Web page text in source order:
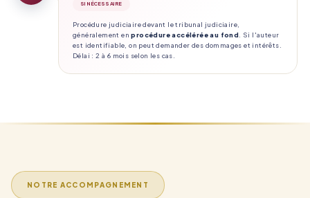
SI NÉCESSAIRE
Procédure judiciaire devant le tribunal judiciaire,
généralement enprocédure accélérée au fond . Si l'auteur
est identifiable, on peut demander des dommages et intérêts.
Délai : 2 à 6 mois selon les cas.
NOTRE ACCOMPAGNEMENT